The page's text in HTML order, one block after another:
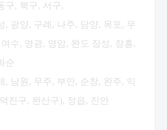
구, 북구, 서구,
, 광양, 구례, 나주, 담양, 목포, 무
수, 영광, 영암, 완도 장성, 장흥,
순
, 남원, 무주, 부안, 순창, 완주, 익
진구, 완산구), 정읍, 진안